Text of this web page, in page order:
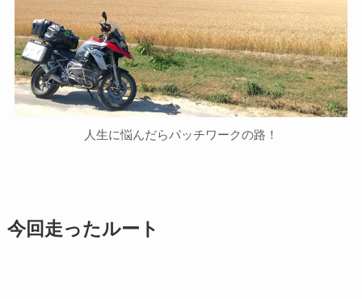
人生に悩んだらパッチワークの路！
今回走ったルート